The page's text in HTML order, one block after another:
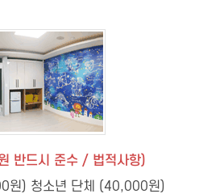
반드시 준수 / 법적사항)
원) 청소년 단체 (40,000원)